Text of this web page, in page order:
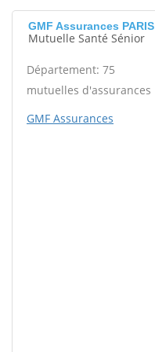
GMF Assurances PARIS
Mutuelle Santé Sénior
Département: 75
mutuelles d'assurances
GMF Assurances